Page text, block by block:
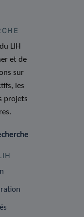
LIH
et de
sur
les
projets